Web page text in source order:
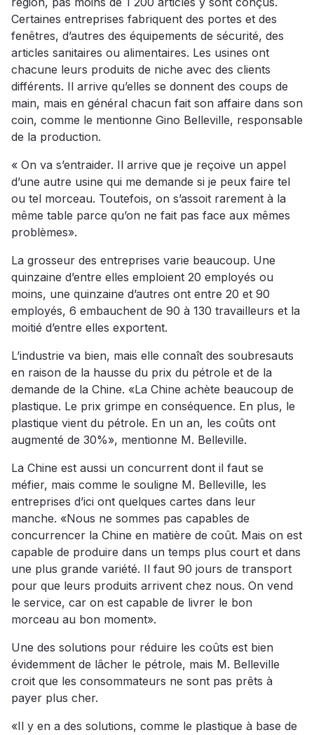
Certaines entreprises fabriquent des portes et des
fenêtres, d’autres des équipements de sécurité, des
articles sanitaires ou alimentaires. Les usines ont
chacune leurs produits de niche avec des clients
différents. Il arrive qu’elles se donnent des coups de
main, mais en général chacun fait son affaire dans son
coin, comme le mentionne Gino Belleville, responsable
de la production.
« On va s’entraider. Il arrive que je reçoive un appel
d’une autre usine qui me demande si je peux faire tel
ou tel morceau. Toutefois, on s’assoit rarement à la
même table parce qu’on ne fait pas face aux mêmes
problèmes».
La grosseur des entreprises varie beaucoup. Une
quinzaine d’entre elles emploient 20 employés ou
moins, une quinzaine d’autres ont entre 20 et 90
employés, 6 embauchent de 90 à 130 travailleurs et la
moitié d’entre elles exportent.
L’industrie va bien, mais elle connaît des soubresauts
en raison de la hausse du prix du pétrole et de la
demande de la Chine. «La Chine achète beaucoup de
plastique. Le prix grimpe en conséquence. En plus, le
plastique vient du pétrole. En un an, les coûts ont
augmenté de 30%», mentionne M. Belleville.
La Chine est aussi un concurrent dont il faut se
méfier, mais comme le souligne M. Belleville, les
entreprises d’ici ont quelques cartes dans leur
manche. «Nous ne sommes pas capables de
concurrencer la Chine en matière de coût. Mais on est
capable de produire dans un temps plus court et dans
une plus grande variété. Il faut 90 jours de transport
pour que leurs produits arrivent chez nous. On vend
le service, car on est capable de livrer le bon
morceau au bon moment».
Une des solutions pour réduire les coûts est bien
évidemment de lâcher le pétrole, mais M. Belleville
croit que les consommateurs ne sont pas prêts à
payer plus cher.
«Il y en a des solutions, comme le plastique à base de